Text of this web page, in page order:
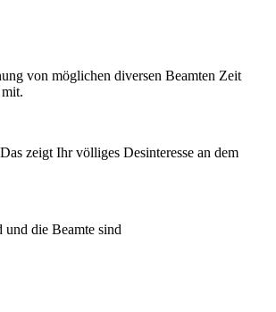
von möglichen diversen Beamten Zeit
zeigt Ihr völliges Desinteresse an dem
die Beamte sind